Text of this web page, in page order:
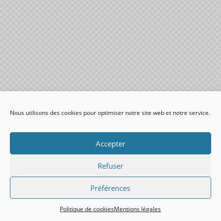
Nous utilisons des cookies pour optimiser notre site web et notre service.
Accepter
Refuser
Préférences
Politique de cookiesMentions légales